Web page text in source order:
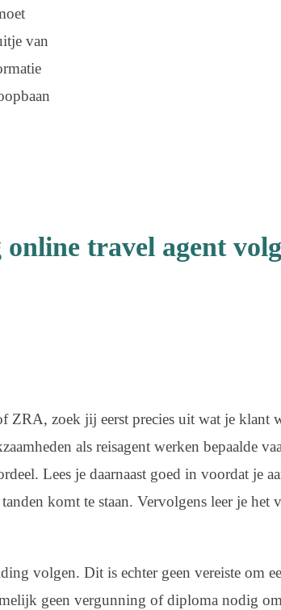
van
travel agent
ZRA, zoek jij eerst precies uit wat je klant
als reisagent werken bepaalde
Lees je daarnaast goed in voordat je
komt te staan. Vervolgens leer je het
volgen. Dit is echter geen vereiste om
geen vergunning of diploma nodig om